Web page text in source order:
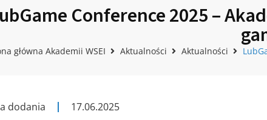
Conference 2025 –
główna Akademii WSEI Aktualności Aktualności
dodania
17.06.2025